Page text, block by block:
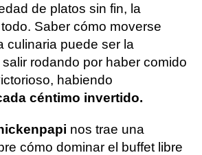
de platos sin fin, la
Saber cómo moverse
culinaria puede ser la
rodando por haber comido
habiendo
céntimo invertido.
nos trae una
cómo dominar el buffet libre